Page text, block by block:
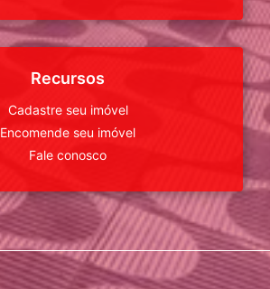
Recursos
Cadastre seu imóvel
Encomende seu imóvel
Fale conosco